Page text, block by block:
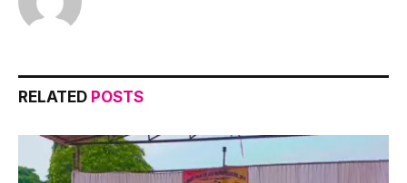
RELATED POSTS